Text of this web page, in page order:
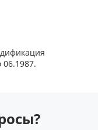
06.1987.